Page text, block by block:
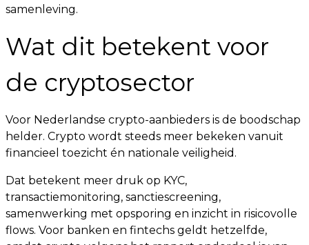
samenleving.
Wat dit betekent voor
de cryptosector
Voor Nederlandse crypto-aanbieders is de boodschap
helder. Crypto wordt steeds meer bekeken vanuit
financieel toezicht én nationale veiligheid.
Dat betekent meer druk op KYC,
transactiemonitoring, sanctiescreening,
samenwerking met opsporing en inzicht in risicovolle
flows. Voor banken en fintechs geldt hetzelfde,